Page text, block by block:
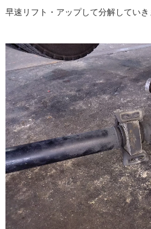
早速リフト・アップして分解していき